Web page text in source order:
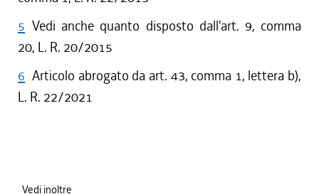
5 Vedi anche quanto disposto dall'art. 9, comma
20, L. R. 20/2015
6 Articolo abrogato da art. 43, comma 1, lettera b),
L. R. 22/2021
Vedi inoltre